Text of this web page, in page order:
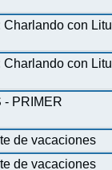
Charlando con
Charlando con
- PRIMER
de vacaciones
de vacaciones